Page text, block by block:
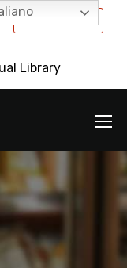
International
Library